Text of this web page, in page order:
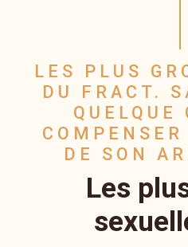
LES PLUS
DU FRACT.
QUELQUE
DE SON
Les